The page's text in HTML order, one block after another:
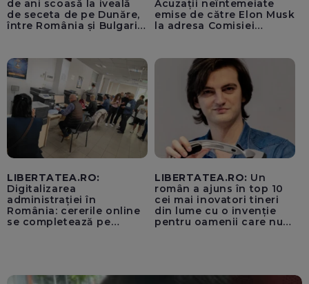
de ani scoasă la iveală
de seceta de pe Dunăre,
între România și Bulgaria.
Acuzații neîntemeiate
emise de către Elon Musk
la adresa Comisiei
pentru instaurarea
„cenzurii” pe platforma X
LIBERTATEA.RO:
Digitalizarea
administrației în
România: cererile online
se completează pe
LIBERTATEA.RO: Un
român a ajuns în top 10
cei mai inovatori tineri
din lume cu o invenție
pentru oamenii care nu